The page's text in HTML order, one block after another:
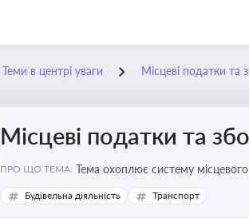
Теми в центрі уваги Місцеві податки та
Місцеві податки та
ПРО ЩО ТЕМА:
Будівельна діяльність Транспорт